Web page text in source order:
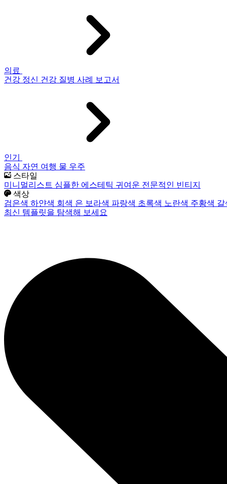
의료
건강 정신 건강 질병 사례 보고서
인기
음식 자연 여행 물 우주
스타일
미니멀리스트 심플한 에스테틱 귀여운 전문적인 빈티지
색상
검은색 하얀색 회색 은 보라색 파랑색 초록색 노란색 주황색
최신 템플릿을 탐색해 보세요